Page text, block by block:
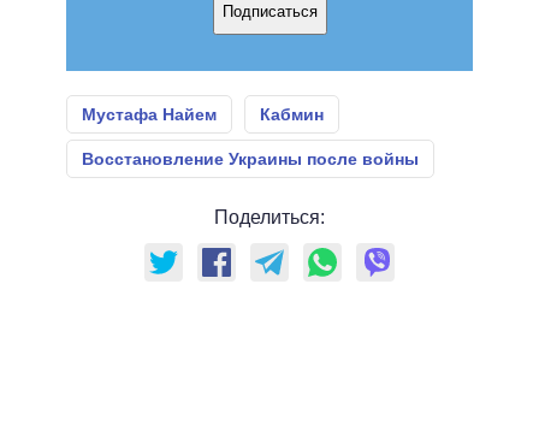
Подписаться
Мустафа Найем Кабмин
Восстановление Украины после войны
Поделиться: